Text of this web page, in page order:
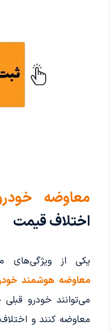
معاوضه
اختلاف قیمت
یکی از ویژگی‌های
معاوضه هوشمند
می‌توانند خودرو
معاوضه کنند و